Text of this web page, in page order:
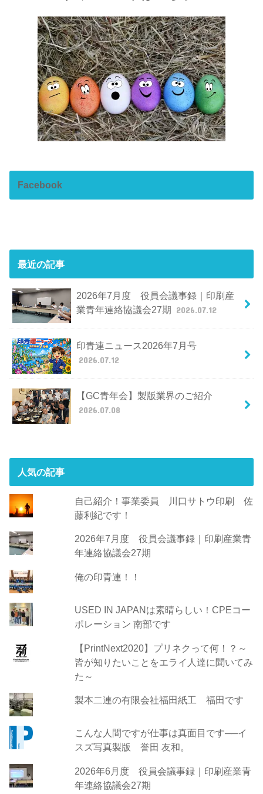
Facebook
最近の記事
2026年7月度 役員会議事録｜印刷産
業青年連絡協議会27期 2026.07.12
印青連ニュース2026年7月号
2026.07.12
【GC青年会】製版業界のご紹介
2026.07.08
人気の記事
自己紹介！事業委員 川口サトウ印刷 佐
藤利紀です！
2026年7月度 役員会議事録｜印刷産業青
年連絡協議会27期
俺の印青連！！
USED IN JAPANは素晴らしい！CPEコー
ポレーション 南部です
【PrintNext2020】プリネクって何！？～
皆が知りたいことをエライ人達に聞いてみ
た～
製本二連の有限会社福田紙工 福田です
こんな人間ですが仕事は真面目です──イ
スズ写真製版 誉田 友和。
2026年6月度 役員会議事録｜印刷産業青
年連絡協議会27期